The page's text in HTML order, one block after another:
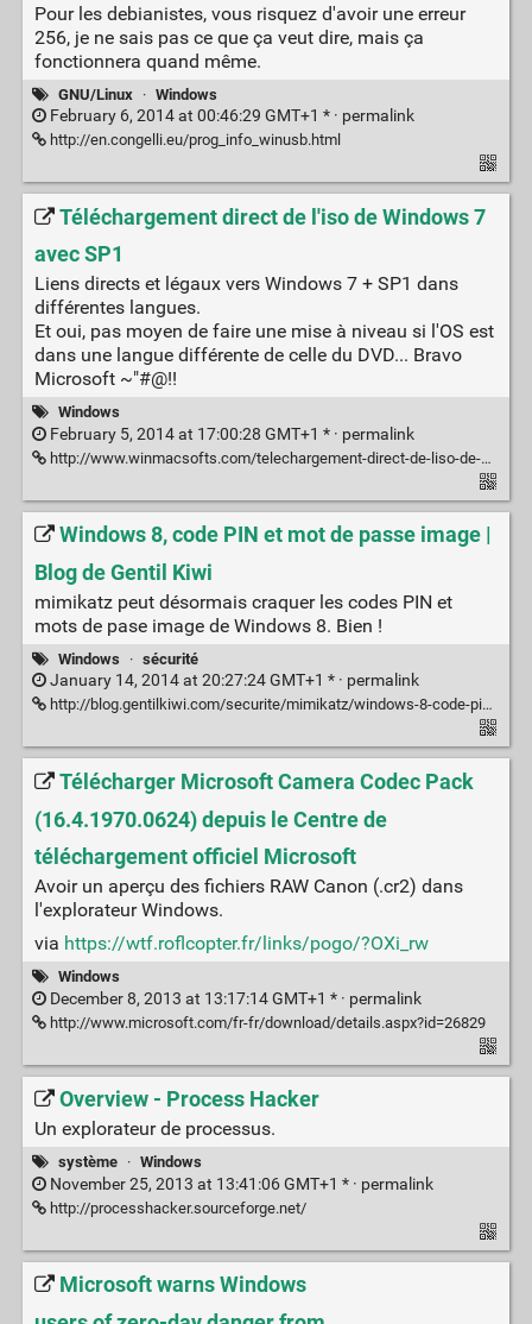
Pour les debianistes, vous risquez d'avoir une erreur
256, je ne sais pas ce que ça veut dire, mais ça
fonctionnera quand même.
GNU/Linux · Windows
February 6, 2014 at 00:46:29 GMT+1 * · permalink
http://en.congelli.eu/prog_info_winusb.html
Téléchargement direct de l'iso de Windows 7
avec SP1
Liens directs et légaux vers Windows 7 + SP1 dans
différentes langues.
Et oui, pas moyen de faire une mise à niveau si l'OS est
dans une langue différente de celle du DVD... Bravo
Microsoft ~"#@!!
Windows
February 5, 2014 at 17:00:28 GMT+1 * · permalink
http://www.winmacsofts.com/telechargement-direct-de-liso-de-windows-7-avec-sp1/
Windows 8, code PIN et mot de passe image |
Blog de Gentil Kiwi
mimikatz peut désormais craquer les codes PIN et
mots de pase image de Windows 8. Bien !
Windows · sécurité
January 14, 2014 at 20:27:24 GMT+1 * · permalink
http://blog.gentilkiwi.com/securite/mimikatz/windows-8-code-pin-mot-de-passe-image
Télécharger Microsoft Camera Codec Pack
(16.4.1970.0624) depuis le Centre de
téléchargement officiel Microsoft
Avoir un aperçu des fichiers RAW Canon (.cr2) dans
l'explorateur Windows.
via https://wtf.roflcopter.fr/links/pogo/?OXi_rw
Windows
December 8, 2013 at 13:17:14 GMT+1 * · permalink
http://www.microsoft.com/fr-fr/download/details.aspx?id=26829
Overview - Process Hacker
Un explorateur de processus.
système · Windows
November 25, 2013 at 13:41:06 GMT+1 * · permalink
http://processhacker.sourceforge.net/
Microsoft warns Windows